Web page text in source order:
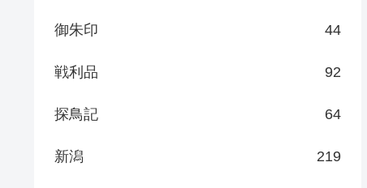
御朱印 44
戦利品 92
探鳥記 64
新潟 219